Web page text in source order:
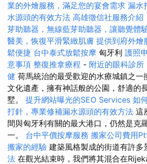
業的外燴服務，滿足您的宴會需求 漏水
水源頭的有效方法 高雄徵信社服務介紹
芽助聽器，無線藍芽助聽器，讓聽覺體
醫美，恢復平滑緊緻肌膚 提供到府外燴
鬆便捷 台中泰式放鬆按摩 匈牙利 護照
意事項 整復推拿療程 - 附近的眼科診
健 荷馬統治的最受歡迎的水療城鎮之一
文化遺產，擁有神話般的公園，舒適的
墅。 提升網站曝光的SEO Services 如
打針，專業修補漏水源頭的有效方法 這
間與匈牙利有關的最大港口，仍然是克
一。 台中平價按摩服務 搬家公司費用
搬家的經驗 建築風格製成的街道有許多
法 在觀光結束時，我們將其混合在